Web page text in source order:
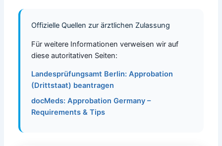
Offizielle Quellen zur ärztlichen Zulassung
Für weitere Informationen verweisen wir auf
diese autoritativen Seiten:
Landesprüfungsamt Berlin: Approbation
(Drittstaat) beantragen
docMeds: Approbation Germany –
Requirements & Tips